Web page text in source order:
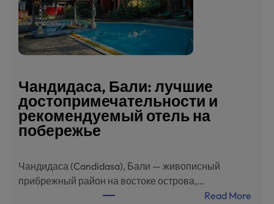
滨
Чандидаса, Бали: лучшие
достопримечательности и
рекомендуемый отель на
побережье
Чандидаса (Candidasa), Бали — живописный
прибрежный район на востоке острова,…
Read More: